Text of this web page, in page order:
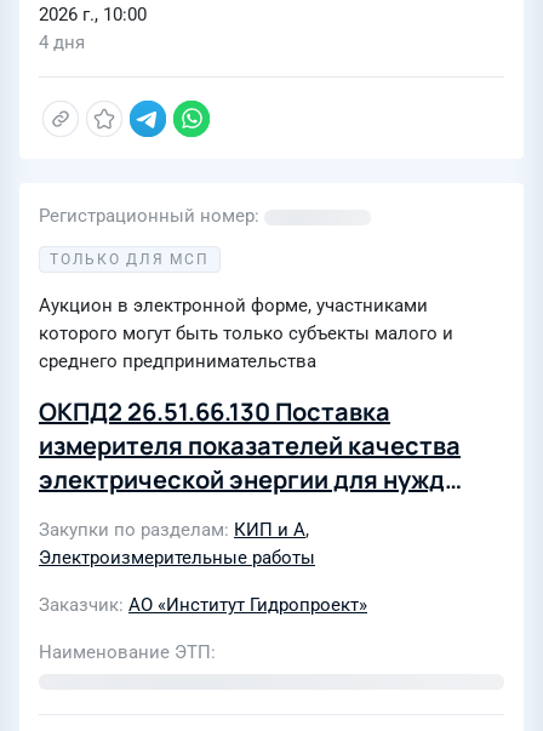
2026 г., 10:00
4 дня
Регистрационный номер
ТОЛЬКО ДЛЯ МСП
Аукцион в электронной форме, участниками
которого могут быть только субъекты малого и
среднего предпринимательства
ОКПД2 26.51.66.130 Поставка
измерителя показателей качества
электрической энергии для нужд
- «НИИЭС» (Лот 0005-ТПИР
Закупки по разделам КИП и А,
Электроизмерительные работы
Заказчик АО «Институт Гидропроект»
Наименование ЭТП